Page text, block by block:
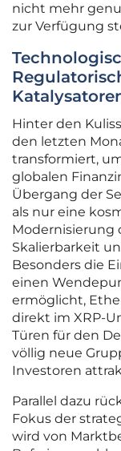
nicht mehr
zur Verfügung
Hinter den
den letzten
transformiert,
globalen
Übergang der
als nur eine
Modernisierung
Skalierbarkeit
Besonders die
einen
ermöglicht,
direkt im XRP-
Türen für den
völlig neue
Investoren
Parallel dazu
Fokus der
wird von